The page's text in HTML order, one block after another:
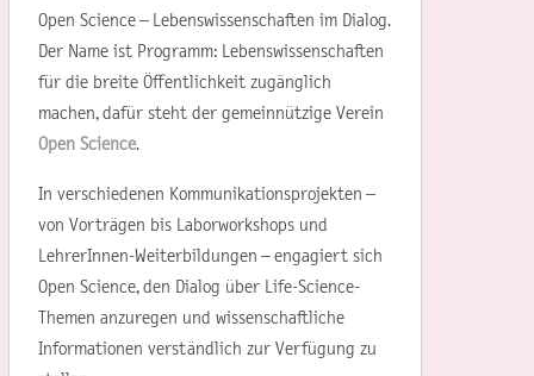
Open Science – Lebenswissenschaften im Dialog.
Der Name ist Programm: Lebenswissenschaften
für die breite Öffentlichkeit zugänglich
machen, dafür steht der gemeinnützige Verein
Open Science.
In verschiedenen Kommunikationsprojekten –
von Vorträgen bis Laborworkshops und
LehrerInnen-Weiterbildungen – engagiert sich
Open Science, den Dialog über Life-Science-
Themen anzuregen und wissenschaftliche
Informationen verständlich zur Verfügung zu